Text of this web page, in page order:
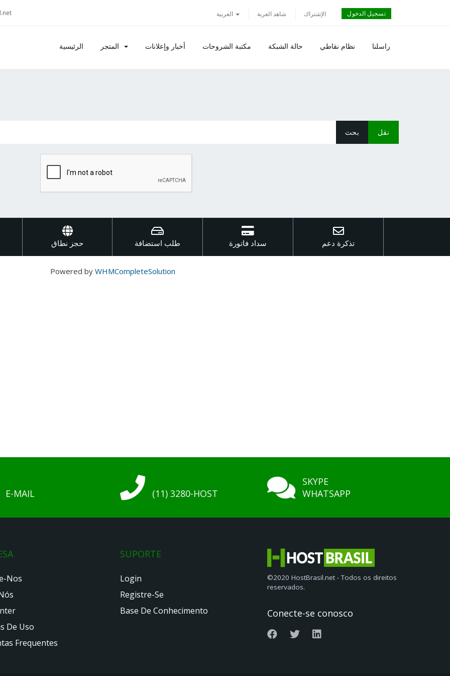
شاهد العربة الإشتراك تسجيل الدخول
الرئيسية أخبار وإعلانات مكتبة الشروحات حالة الشبكة نظام نقاطي راسلنا
حجز نطاق طلب استضافة سداد فاتورة تذكرة دعم
Powered by WHMCompleteSolution
E-MAIL (11) 3280-HOST
SKYPE
WHATSAPP
Nos
De Uso
Frequentes
SUPORTE
Login
Registre-Se
Base De Conhecimento
©2020 HostBrasil.net - Todos os direitos
reservados.
Conecte-se conosco